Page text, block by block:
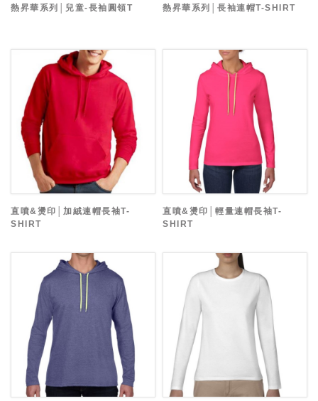
熱昇華系列│兒童-長袖圓領T 熱昇華系列│長袖連帽T-SHIRT
直噴&燙印│加絨連帽長袖T-
SHIRT
直噴&燙印│輕量連帽長袖T-
SHIRT